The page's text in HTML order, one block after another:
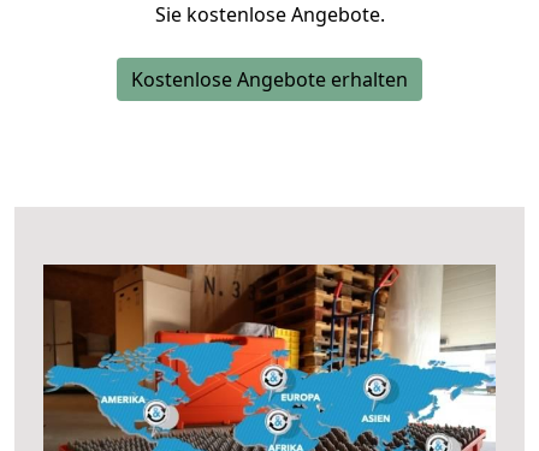
Sie kostenlose Angebote.
Kostenlose Angebote erhalten